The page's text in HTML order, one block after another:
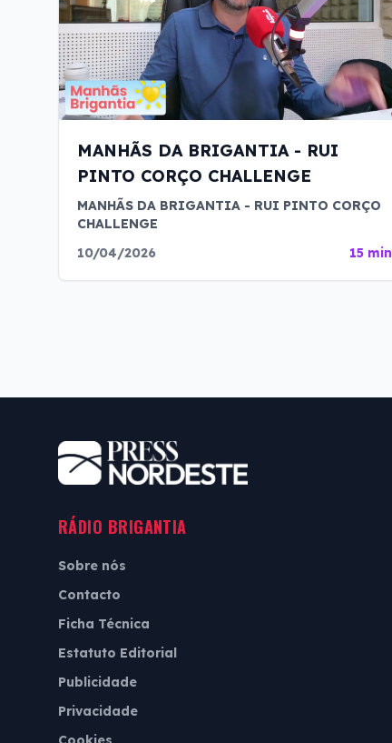
MANHÃS DA BRIGANTIA - RUI
PINTO CORÇO CHALLENGE
MANHÃS DA BRIGANTIA - RUI PINTO CORÇO
CHALLENGE
10/04/2026
15 min
RÁDIO BRIGANTIA
Sobre nós
Contacto
Ficha Técnica
Estatuto Editorial
Publicidade
Privacidade